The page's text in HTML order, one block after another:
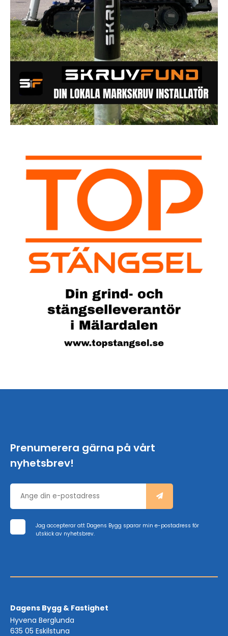
Prenumerera gärna på vårt
nyhetsbrev!
Jag accepterar att Dagens Bygg sparar min e-postadress för
utskick av nyhetsbrev.
Dagens Bygg & Fastighet
Hyvena Berglunda
635 05 Eskilstuna